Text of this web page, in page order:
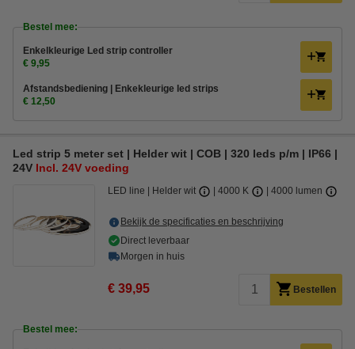
Bestel mee:
Enkelkleurige Led strip controller
€ 9,95
Afstandsbediening | Enkekleurige led strips
€ 12,50
Led strip 5 meter set | Helder wit | COB | 320 leds p/m | IP66 |
24V Incl. 24V voeding
LED line Helder wit 4000 K 4000 lumen
Bekijk de specificaties en beschrijving
Direct leverbaar
Morgen in huis
€ 39,95 Bestellen
Bestel mee: